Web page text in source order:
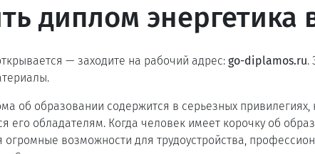
диплом энергетика
— заходите на рабочий адрес:go-diplamos.ru.
об образовании содержится в серьезных привилегиях,
его обладателям. Когда человек имеет корочку об
возможности для трудоустройства,